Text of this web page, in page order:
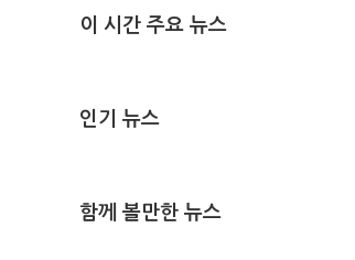
이 시간 주요 뉴스
인기 뉴스
함께 볼만한 뉴스